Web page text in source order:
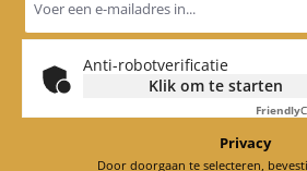
mailadres
*
Anti-robotverificatie
Klik om te starten
Friendly
Privacy